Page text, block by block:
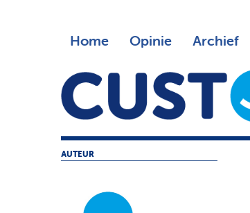
Home Opinie Archief
AUTEUR